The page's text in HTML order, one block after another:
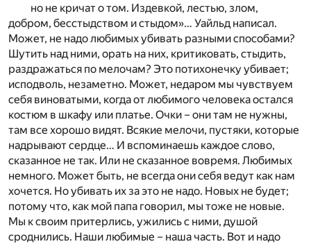
но не кричат о том. Издевкой, лестью, злом,
добром, бесстыдством и стыдом»… Уайльд написал.
Может, не надо любимых убивать разными способами?
Шутить над ними, орать на них, критиковать, стыдить,
раздражаться по мелочам? Это потихонечку убивает;
исподволь, незаметно. Может, недаром мы чувствуем
себя виноватыми, когда от любимого человека остался
костюм в шкафу или платье. Очки – они там не нужны,
там все хорошо видят. Всякие мелочи, пустяки, которые
надрывают сердце… И вспоминаешь каждое слово,
сказанное не так. Или не сказанное вовремя. Любимых
немного. Может быть, не всегда они себя ведут как нам
хочется. Но убивать их за это не надо. Новых не будет;
потому что, как мой папа говорил, мы тоже не новые.
Мы к своим притерлись, ужились с ними, душой
сроднились. Наши любимые – наша часть. Вот и надо